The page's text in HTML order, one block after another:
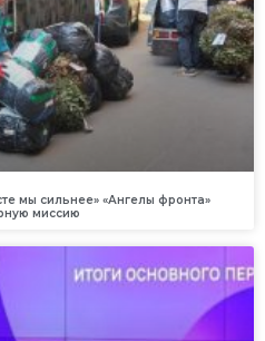
мы сильнее» «Ангелы фронта»
миссию